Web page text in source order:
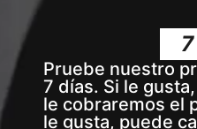
Pruebe nuestro
7 días. Si le
le cobraremos el
le gusta, puede